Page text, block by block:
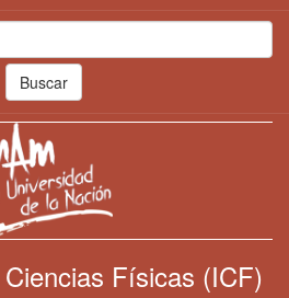
Buscar
Físicas (ICF)